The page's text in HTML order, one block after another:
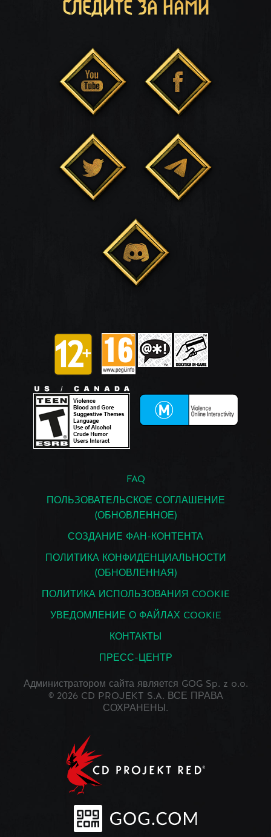
СЛЕДИТЕ ЗА НАМИ
FAQ
ПОЛЬЗОВАТЕЛЬСКОЕ СОГЛАШЕНИЕ
(ОБНОВЛЕННОЕ)
СОЗДАНИЕ ФАН-КОНТЕНТА
ПОЛИТИКА КОНФИДЕНЦИАЛЬНОСТИ
(ОБНОВЛЕННАЯ)
ПОЛИТИКА ИСПОЛЬЗОВАНИЯ COOKIE
УВЕДОМЛЕНИЕ О ФАЙЛАХ COOKIE
КОНТАКТЫ
ПРЕСС-ЦЕНТР
Администратором сайта является GOG Sp. z o.o.
© 2026 CD PROJEKT S.A. ВСЕ ПРАВА
СОХРАНЕНЫ.